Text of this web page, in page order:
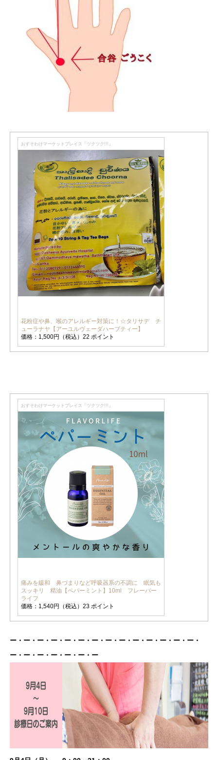
おすそわけマーケットプレイス「ツクツク!!!」
花粉症や鼻、喉のアレルギー対策に！☆タリサデ チ
ューラナヤ【アーユルヴェーダハーブティー】
価格：1,500円（税込）22 ポイント
おすそわけマーケットプレイス「ツクツク!!!」
痛みを緩和 鼻づまりなど呼吸器系の不調に 眠気も
スッキリ 精油【ペパーミント】10ml フレーバー
ライフ
価格：1,540円（税込）23 ポイント
ー・ー・ー・ー・ー・ー・ー・ー・ー・ー・ー・ー・ー・ー・
ー・ー・ー・ー・ー・ー・ー